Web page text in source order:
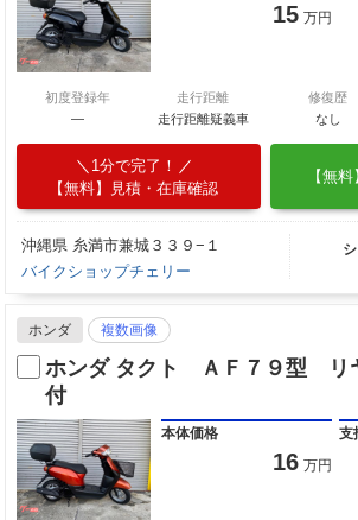
15 万円
初度登録年
―
走行距離
走行距離疑義車
修復歴
なし
1分で完了！
【無料】見積・在庫確認
【無
沖縄県 糸満市兼城３３９−１
バイクショップチェリー
ホンダ 複数画像
ホンダ タクト ＡＦ７９型 リ
付
本体価格
16 万円
支